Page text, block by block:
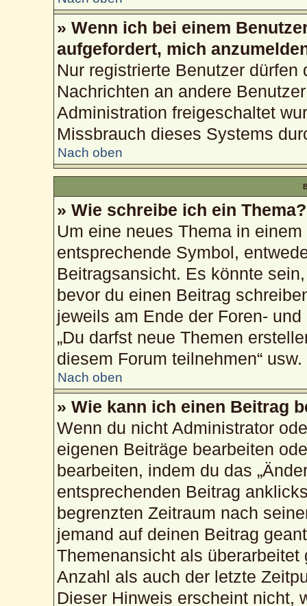
» Wenn ich bei einem
aufgefordert, mich
Nur registrierte Benutzer
Nachrichten an andere
Administration freigeschaltet
Missbrauch dieses Systems
Nach oben
» Wie schreibe ich ein Thema?
Um eine neues Thema in
entsprechende Symbol,
Beitragsansicht. Es könnte
bevor du einen Beitrag
jeweils am Ende der Foren-
„Du darfst neue Themen
diesem Forum teilnehmen“ usw.
Nach oben
» Wie kann ich einen Beitrag
Wenn du nicht Administrator
eigenen Beiträge bearbeiten
bearbeiten, indem du das
entsprechenden Beitrag
begrenzten Zeitraum nach
jemand auf deinen Beitrag
Themenansicht als
Anzahl als auch der letzte
Dieser Hinweis erscheint nicht,